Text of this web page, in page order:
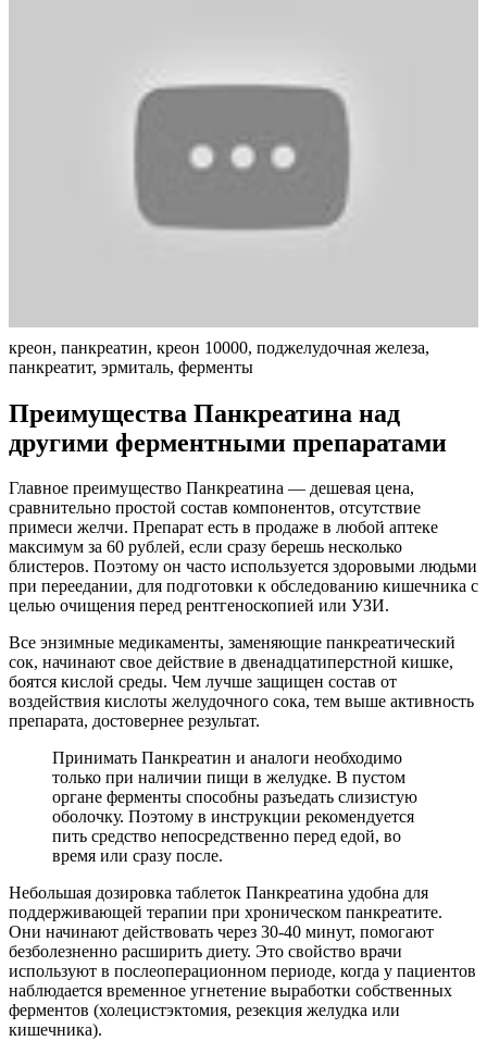
креон, панкреатин, креон 10000, поджелудочная железа,
панкреатит, эрмиталь, ферменты
Преимущества Панкреатина над
другими ферментными препаратами
Главное преимущество Панкреатина — дешевая цена,
сравнительно простой состав компонентов, отсутствие
примеси желчи. Препарат есть в продаже в любой аптеке
максимум за 60 рублей, если сразу берешь несколько
блистеров. Поэтому он часто используется здоровыми людьми
при переедании, для подготовки к обследованию кишечника с
целью очищения перед рентгеноскопией или УЗИ.
Все энзимные медикаменты, заменяющие панкреатический
сок, начинают свое действие в двенадцатиперстной кишке,
боятся кислой среды. Чем лучше защищен состав от
воздействия кислоты желудочного сока, тем выше активность
препарата, достовернее результат.
Принимать Панкреатин и аналоги необходимо
только при наличии пищи в желудке. В пустом
органе ферменты способны разъедать слизистую
оболочку. Поэтому в инструкции рекомендуется
пить средство непосредственно перед едой, во
время или сразу после.
Небольшая дозировка таблеток Панкреатина удобна для
поддерживающей терапии при хроническом панкреатите.
Они начинают действовать через 30-40 минут, помогают
безболезненно расширить диету. Это свойство врачи
используют в послеоперационном периоде, когда у пациентов
наблюдается временное угнетение выработки собственных
ферментов (холецистэктомия, резекция желудка или
кишечника).